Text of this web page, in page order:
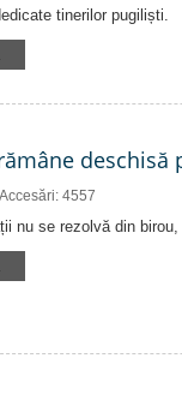
tinerilor pugiliști.
deschisă
Accesări: 4557
nu se rezolvă din